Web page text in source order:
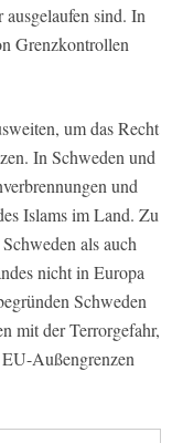
sind. In
Grenzkontrollen
um das Recht
In Schweden und
und
Islams im Land. Zu
als auch
nicht in Europa
Schweden
mit der Terrorgefahr,
Außengrenzen